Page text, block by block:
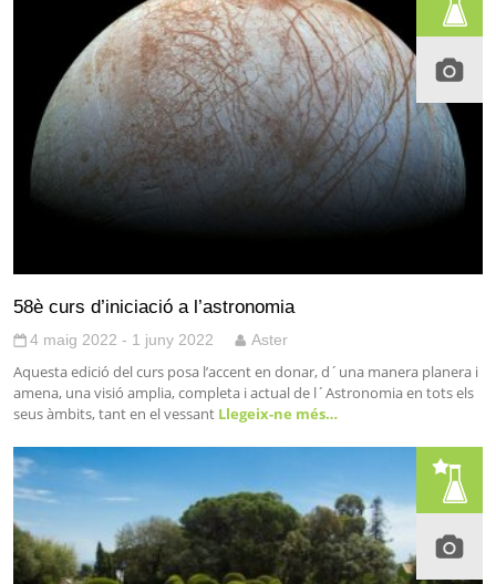
58è curs d’iniciació a l’astronomia
4 maig 2022 - 1 juny 2022 Aster
Aquesta edició del curs posa l’accent en donar, d´una manera planera i
amena, una visió amplia, completa i actual de l´Astronomia en tots els
seus àmbits, tant en el vessant Llegeix-ne més…